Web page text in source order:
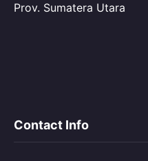
Prov. Sumatera Utara
Contact Info